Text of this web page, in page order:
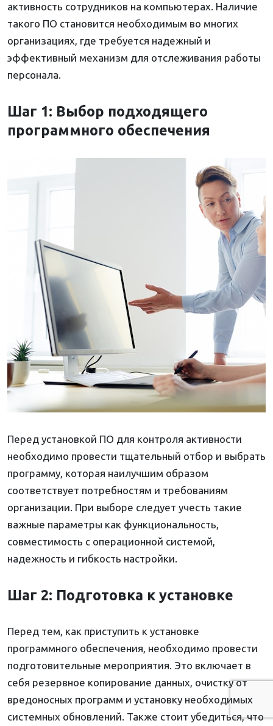
активность сотрудников на компьютерах. Наличие
такого ПО становится необходимым во многих
организациях, где требуется надежный и
эффективный механизм для отслеживания работы
персонала.
Шаг 1: Выбор подходящего
программного обеспечения
Перед установкой ПО для контроля активности
необходимо провести тщательный отбор и выбрать
программу, которая наилучшим образом
соответствует потребностям и требованиям
организации. При выборе следует учесть такие
важные параметры как функциональность,
совместимость с операционной системой,
надежность и гибкость настройки.
Шаг 2: Подготовка к установке
Перед тем, как приступить к установке
программного обеспечения, необходимо провести
подготовительные мероприятия. Это включает в
себя резервное копирование данных, очистку от
вредоносных программ и установку необходимых
системных обновлений. Также стоит убедиться, что